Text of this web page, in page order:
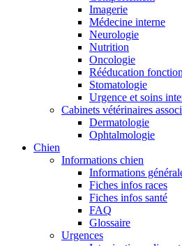
Imagerie
Médecine interne
Neurologie
Nutrition
Oncologie
Rééducation
Stomatologie
Urgence et soins
Cabinets vétérinaires
Dermatologie
Ophtalmologie
Chien
Informations chien
Informations
Fiches infos races
Fiches infos santé
FAQ
Glossaire
Urgences